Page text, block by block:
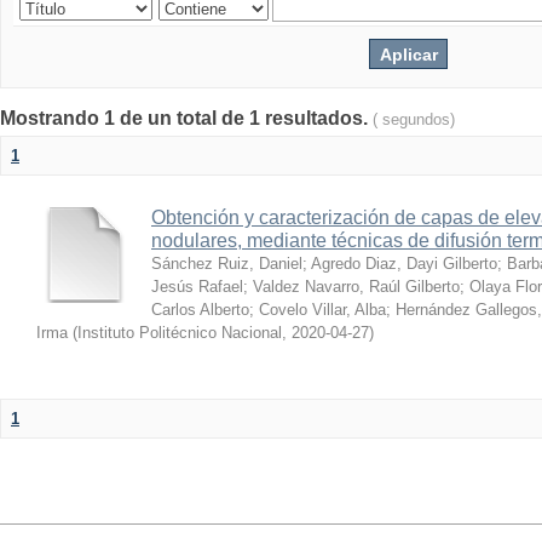
Mostrando 1 de un total de 1 resultados. ( segundos)
1
Obtención y caracterización de capas de
nodulares, mediante técnicas de difusión
Sánchez Ruiz, Daniel ; Agredo Diaz, Dayi Gilberto;
Jesús Rafael ; Valdez Navarro, Raúl Gilberto; Olaya
Carlos Alberto; Covelo Villar, Alba; Hernández
Irma ( Instituto Politécnico Nacional , 2020-04-27)
1